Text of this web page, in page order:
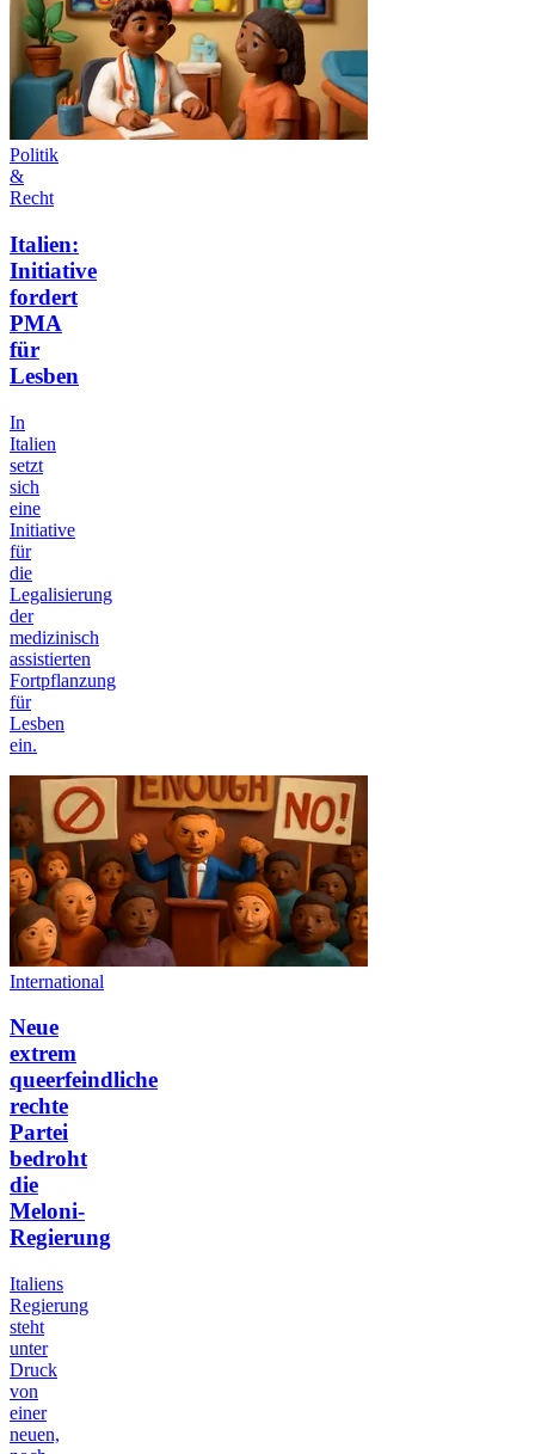
Politik
&
Recht
Italien:
Initiative
fordert
PMA
für
Lesben
In
Italien
setzt
sich
eine
Initiative
für
die
Legalisierung
der
medizinisch
assistierten
Fortpflanzung
für
Lesben
ein.
International
Neue
extrem
queerfeindliche
rechte
Partei
bedroht
die
Meloni-
Regierung
Italiens
Regierung
steht
unter
Druck
von
einer
neuen,